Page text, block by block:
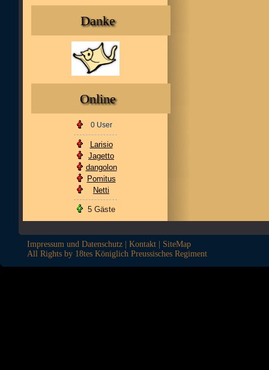
Danke
Online
0 User
Larisio
Jagetto
dangolon
Pomitus
Netti
5 Gäste
Impressum und Datenschutz Kontakt
SiteMap
All Rights by 18tes Königlich Preussisches Regiment